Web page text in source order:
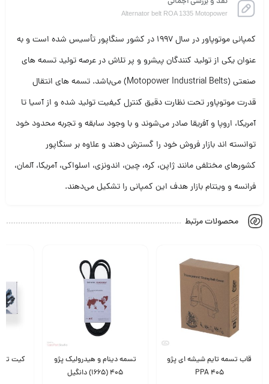
Alternator belt ROA 1335 Motopower
کمپانی موتوپاور در سال 1997 در کشور سنگاپور تأسیس شده است و به
عنوان یکی از تولید کنندگان پیشرو و پر تلاش در عرصه تولید تسمه های
صنعتی (Motopower Industrial Belts) می‌باشد. تسمه های انتقال
قدرت موتوپاور تحت نظارت دقیق کنترل کیفیت تولید شده و از آسیا تا
آمریکا، اروپا و آفریقا صادر می‌شوند و با وجود سابقه و تجربه محدود خود
توانسته اند بازار فروش خود را گسترش دهند و علاوه بر سنگاپور
کشورهای مختلفی مانند ژاپن، کره، چین، اندونزی، اسلواکی، آمریکا، آلمان،
فرانسه و ویتنام بازار هدف این کمپانی را تشکیل می‌دهند.
محصولات مرتبط
قاب تسمه تایم شیشه ای پژو
405 PPA
تسمه دینام و هیدرولیک پژو
405 (1665) دانگیل